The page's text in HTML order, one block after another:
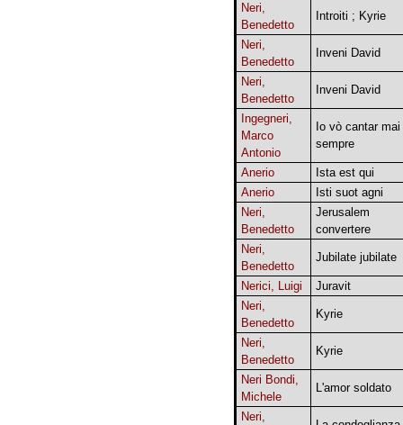
Neri,
Benedetto
Introiti ; Kyrie
Neri,
Benedetto
Inveni David
Neri,
Benedetto
Inveni David
Ingegneri,
Marco
Antonio
Io vò cantar mai
sempre
Anerio
Ista est qui
Anerio
Isti suot agni
Neri,
Benedetto
Jerusalem
convertere
Neri,
Benedetto
Jubilate jubilate
Nerici, Luigi
Juravit
Neri,
Benedetto
Kyrie
Neri,
Benedetto
Kyrie
Neri Bondi,
Michele
L'amor soldato
Neri,